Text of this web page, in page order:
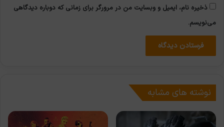
ذخیره نام، ایمیل و وبسایت من در مرورگر برای زمانی که دوباره دیدگاهی
می‌نویسم.
نوشته های مشابه